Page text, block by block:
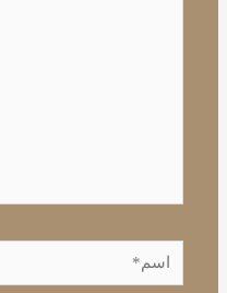
اسم*